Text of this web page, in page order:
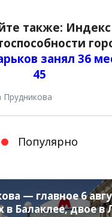
также: Индекс
занял 36
45
Прудникова
Популярно
— главное 6
в Балаклее, двое в